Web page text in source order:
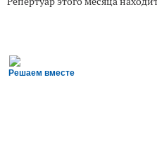
Решаем вместе